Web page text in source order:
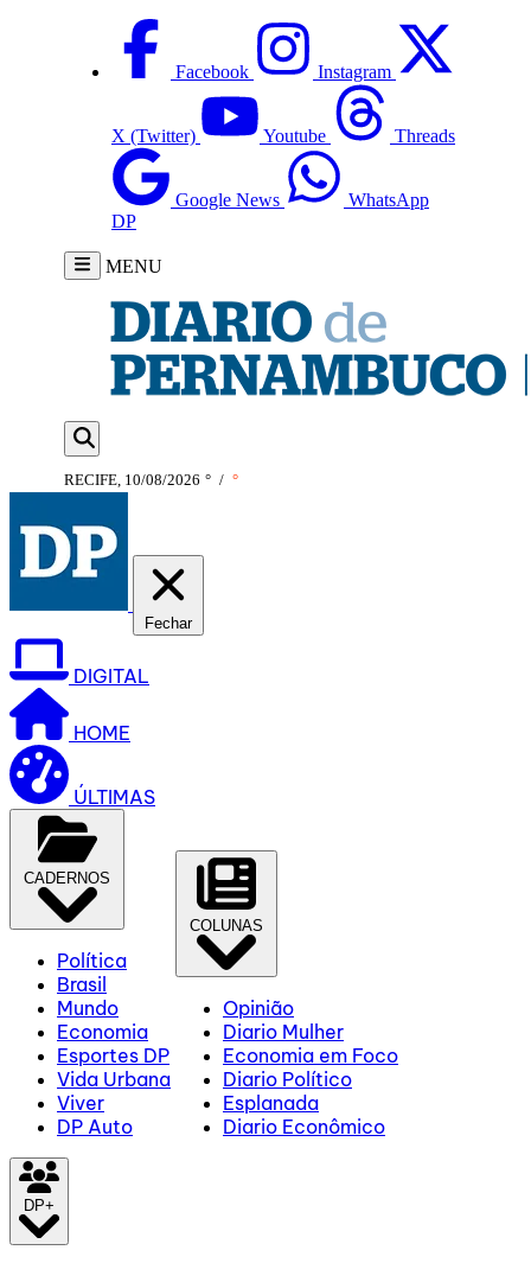
Facebook Instagram
X (Twitter) Youtube Threads
Google News
WhatsApp
DP
MENU
RECIFE, 10/08/2026 ° / °
Fechar
DIGITAL
HOME
ÚLTIMAS
CADERNOS
Política
Brasil
Mundo
Economia
Esportes DP
Vida Urbana
Viver
DP Auto
COLUNAS
Opinião
Diario Mulher
Economia em Foco
Diario Político
Esplanada
Diario Econômico
DP+